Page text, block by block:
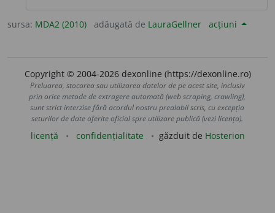
sursa: MDA2 (2010) adăugată de LauraGellner acțiuni
Copyright © 2004-2026 dexonline (https://dexonline.ro)
Preluarea, stocarea sau utilizarea datelor de pe acest site, inclusiv
prin orice metode de extragere automată (web scraping, crawling),
sunt strict interzise fără acordul nostru prealabil scris, cu excepția
seturilor de date oferite oficial spre utilizare publică (vezi licența).
licență confidențialitate găzduit de Hosterion